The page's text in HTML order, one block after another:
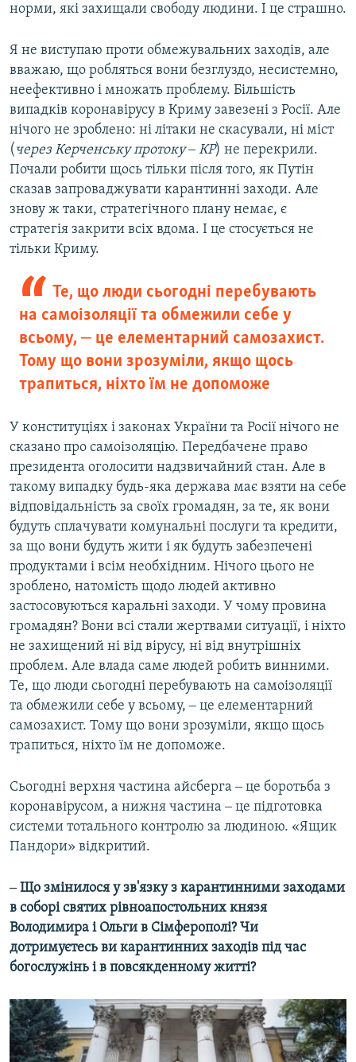
норми, які захищали свободу людини. І це страшно.
Я не виступаю проти обмежувальних заходів, але
вважаю, що робляться вони безглуздо, несистемно,
неефективно і множать проблему. Більшість
випадків коронавірусу в Криму завезені з Росії. Але
нічого не зроблено: ні літаки не скасували, ні міст
( через Керченську протоку ‒ КР) не перекрили.
Почали робити щось тільки після того, як Путін
сказав запроваджувати карантинні заходи. Але
знову ж таки, стратегічного плану немає, є
стратегія закрити всіх вдома. І це стосується не
тільки Криму.
Те, що люди сьогодні перебувають
на самоізоляції та обмежили себе у
всьому, ‒ це елементарний самозахист.
Тому що вони зрозуміли, якщо щось
трапиться, ніхто їм не допоможе
У конституціях і законах України та Росії нічого не
сказано про самоізоляцію. Передбачене право
президента оголосити надзвичайний стан. Але в
такому випадку будь-яка держава має взяти на себе
відповідальність за своїх громадян, за те, як вони
будуть сплачувати комунальні послуги та кредити,
за що вони будуть жити і як будуть забезпечені
продуктами і всім необхідним. Нічого цього не
зроблено, натомість щодо людей активно
застосовуються каральні заходи. У чому провина
громадян? Вони всі стали жертвами ситуації, і ніхто
не захищений ні від вірусу, ні від внутрішніх
проблем. Але влада саме людей робить винними.
Те, що люди сьогодні перебувають на самоізоляції
та обмежили себе у всьому, ‒ це елементарний
самозахист. Тому що вони зрозуміли, якщо щось
трапиться, ніхто їм не допоможе.
Сьогодні верхня частина айсберга ‒ це боротьба з
коронавірусом, а нижня частина ‒ це підготовка
системи тотального контролю за людиною. «Ящик
Пандори» відкритий.
‒ Що змінилося у зв'язку з карантинними заходами
в соборі святих рівноапостольних князя
Володимира і Ольги в Сімферополі? Чи
дотримуєтесь ви карантинних заходів під час
богослужінь і в повсякденному житті?